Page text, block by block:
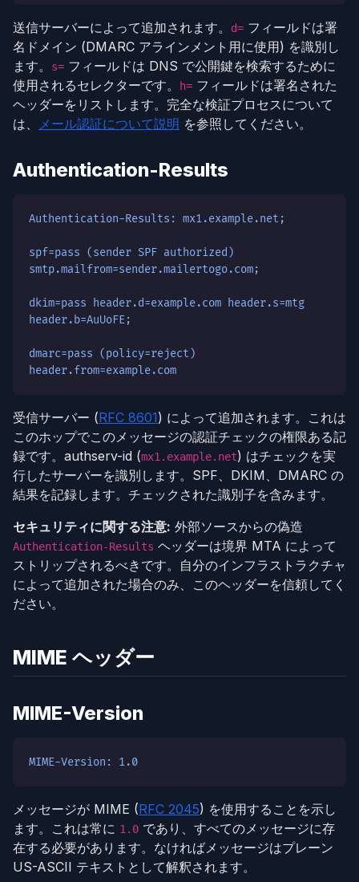
送信サーバーによって追加されます。 d= フィールドは署
名ドメイン (DMARC アラインメント用に使用) を識別し
ます。
s= フィールドは DNS で公開鍵を検索するために
使用されるセレクターです。
h= フィールドは署名された
ヘッダーをリストします。完全な検証プロセスについて
は、 メール認証について説明 を参照してください。
Authentication-Results
Authentication-Results: mx1.example.net;
spf=pass (sender SPF authorized)
smtp.mailfrom=sender.mailertogo.com;
dkim=pass header.d=example.com header.s=mtg
header.b=AuUoFE;
dmarc=pass (policy=reject)
header.from=example.com
受信サーバー (RFC 8601) によって追加されます。これは
このホップでこのメッセージの認証チェックの権限ある記
録です。authserv-id (mx1.example.net) はチェックを実
行したサーバーを識別します。SPF、DKIM、DMARC の
結果を記録します。チェックされた識別子を含みます。
セキュリティに関する注意: 外部ソースからの偽造
Authentication-Results ヘッダーは境界 MTA によって
ストリップされるべきです。自分のインフラストラクチャ
によって追加された場合のみ、このヘッダーを信頼してく
ださい。
MIME ヘッダー
MIME-Version
MIME-Version: 1.0
メッセージが MIME (RFC 2045) を使用することを示し
ます。これは常に 1.0 であり、すべてのメッセージに存
在する必要があります。なければメッセージはプレーン
US-ASCII テキストとして解釈されます。